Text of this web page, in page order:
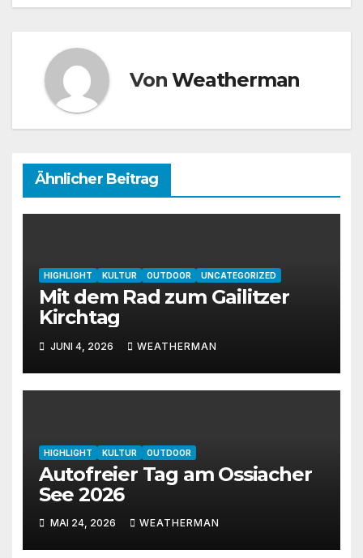
VonWeatherman
Ähnlicher Beitrag
HIGHLIGHT KULTUR OUTDOOR UNCATEGORIZED
Mit dem Rad zum Gailitzer
Kirchtag
JUNI 4, 2026 WEATHERMAN
HIGHLIGHT KULTUR OUTDOOR
Autofreier Tag am Ossiacher
See 2026
MAI 24, 2026 WEATHERMAN